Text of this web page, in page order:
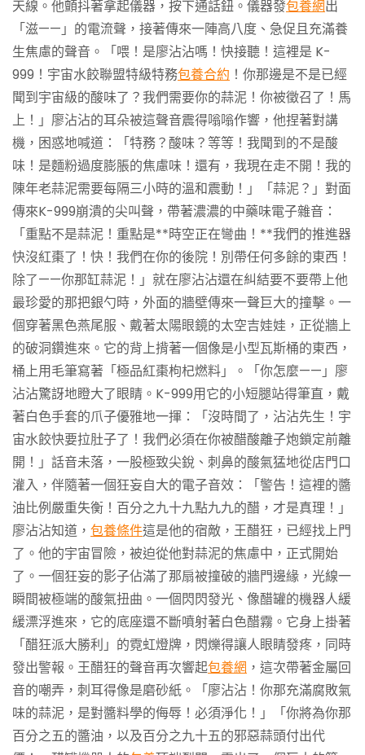
天線。他顫抖著拿起儀器，按下通話鈕。儀器發包養網出
「滋——」的電流聲，接著傳來一陣高八度、急促且充滿養
生焦慮的聲音。「喂！是廖沾沾嗎！快接聽！這裡是 K-
999！宇宙水餃聯盟特級特務包養合約 ！你那邊是不是已經
聞到宇宙級的酸味了？我們需要你的蒜泥！你被徵召了！馬
上！」廖沾沾的耳朵被這聲音震得嗡嗡作響，他捏著對講
機，困惑地喊道：「特務？酸味？等等！我聞到的不是酸
味！是麵粉過度膨脹的焦慮味！還有，我現在走不開！我的
陳年老蒜泥需要每隔三小時的溫和震動！」「蒜泥？」對面
傳來K-999崩潰的尖叫聲，帶著濃濃的中藥味電子雜音：
「重點不是蒜泥！重點是**時空正在彎曲！**我們的推進器
快沒紅棗了！快！我們在你的後院！別帶任何多餘的東西！
除了——你那缸蒜泥！」就在廖沾沾還在糾結要不要帶上他
最珍愛的那把銀勺時，外面的牆壁傳來一聲巨大的撞擊。一
個穿著黑色燕尾服、戴著太陽眼鏡的太空吉娃娃，正從牆上
的破洞鑽進來。它的背上揹著一個像是小型瓦斯桶的東西，
桶上用毛筆寫著「極品紅棗枸杞燃料」。「你怎麼——」廖
沾沾驚訝地瞪大了眼睛。K-999用它的小短腿站得筆直，戴
著白色手套的爪子優雅地一揮：「沒時間了，沾沾先生！宇
宙水餃快要拉肚子了！我們必須在你被醋酸離子炮鎖定前離
開！」話音未落，一股極致尖銳、刺鼻的酸氣猛地從店門口
灌入，伴隨著一個狂妄自大的電子音效：「警告！這裡的醬
油比例嚴重失衡！百分之九十九點九九的醋，才是真理！」
廖沾沾知道， 包養條件這是他的宿敵，王醋狂，已經找上門
了。他的宇宙冒險，被迫從他對蒜泥的焦慮中，正式開始
了。一個狂妄的影子佔滿了那扇被撞破的牆門邊緣，光線一
瞬間被極端的酸氣扭曲。一個閃閃發光、像醋罐的機器人緩
緩漂浮進來，它的底座還不斷噴射著白色醋霧。它身上掛著
「醋狂派大勝利」的霓虹燈牌，閃爍得讓人眼睛發疼，同時
發出警報。王醋狂的聲音再次響起包養網 ，這次帶著金屬回
音的嘲弄，刺耳得像是磨砂紙。「廖沾沾！你那充滿腐敗氣
味的蒜泥，是對醬料學的侮辱！必須淨化！」「你將為你那
百分之五的醬油，以及百分之九十五的邪惡蒜頭付出代